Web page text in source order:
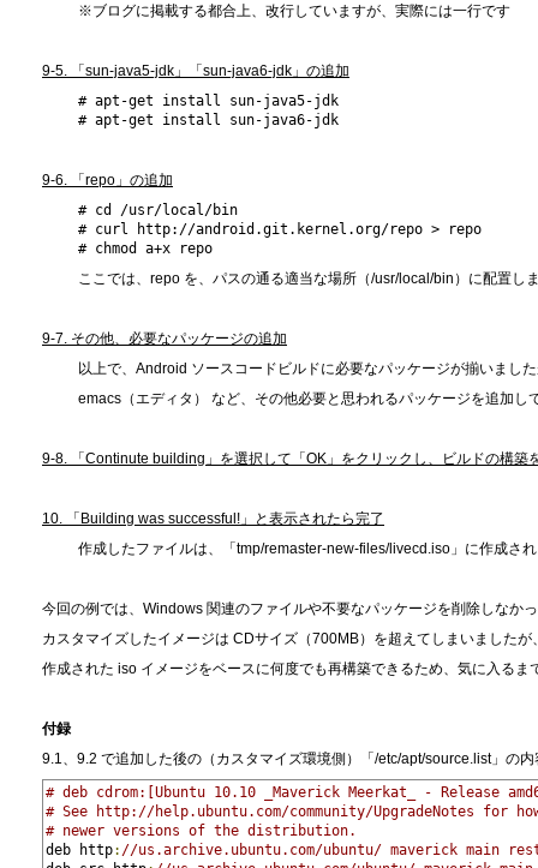
※ブログに掲載する都合上、改行していますが、実際には一行です
9-5. 「sun-java5-jdk」「sun-java6-jdk」の追加
# apt-get install sun-java5-jdk
# apt-get install sun-java6-jdk
9-6. 「repo」の追加
# cd /usr/local/bin
# curl http://android.git.kernel.org/repo > repo
# chmod a+x repo
ここでは、repo を、パスの通る適当な場所（/usr/local/bin）に配置し
9-7. その他、必要なパッケージの追加
以上で、Android ソースコードビルドに必要なパッケージが揃いまし
emacs（エディタ） など、その他必要と思われるパッケージを追加し
9-8. 「Continute building」を選択して「OK」をクリックし、ビルドの構築
10. 「Building was successful!」と表示されたら完了
作成したファイルは、「tmp/remaster-new-files/livecd.iso」に作成さ
今回の例では、Windows 関連のファイルや不要なパッケージを削除しなか
カスタマイズしたイメージは CDサイズ（700MB）を超えてしまいましたが
作成された iso イメージをベースに何度でも再構築できるため、気に入るま
付録
9.1、9.2 で追加した後の（カスタマイズ環境側）「/etc/apt/source.list」の
# deb cdrom:[Ubuntu 10.10 _Maverick Meerkat_ - Release
# See http://help.ubuntu.com/community/UpgradeNotes for
# newer versions of the distribution.
deb http: //us.archive.ubuntu.com/ubuntu/ maverick main